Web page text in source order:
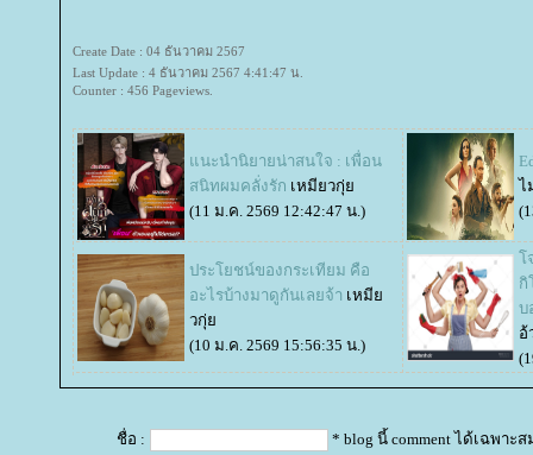
Create Date : 04 ธันวาคม 2567
Last Update : 4 ธันวาคม 2567 4:41:47 น.
Counter : 456 Pageviews.
นะนำนิยายน่าสนใจ : เพื่อน
สนิทผมคลั่งรัก เหมียวกุ่
(11 ม.ค. 2569 12:42:47 น.)
ไ
ประโยชน์ของกระเทียม คือ
อะไรบ้างมาดูกันเลยจ้า เหมี
วกุ่
(10 ม.ค. 2569 15:56:35 น.)
จ
กิ
บ
อ้
ชื่อ :
* blog นี้ comment ได้เฉพาะ